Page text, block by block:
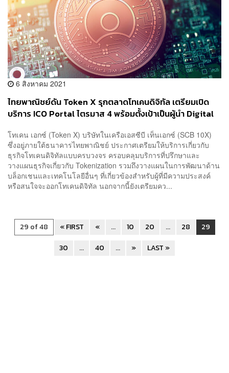
6 สิงหาคม 2021
ไทยพาณิชย์ดัน Token X รุกตลาดโทเคนดิจิทัล เตรียมเปิด
บริการ ICO Portal ไตรมาส 4 พร้อมตั้งเป้าเป็นผู้นำ Digital
โทเคน เอกซ์ (Token X) บริษัทในเครือเอสซีบี เท็นเอกซ์ (SCB 10X)
ซึ่งอยู่ภายใต้ธนาคารไทยพาณิชย์ ประกาศเตรียมให้บริการเกี่ยวกับ
ธุรกิจโทเคนดิจิทัลแบบครบวงจร ครอบคลุมบริการที่ปรึกษาและ
วางแผนธุรกิจเกี่ยวกับ Tokenization รวมถึงวางแผนในการพัฒนาด้าน
บล็อกเชนและเทคโนโลยีอื่นๆ ที่เกี่ยวข้องสำหรับผู้ที่มีความประสงค์
หรือสนใจจะออกโทเคนดิจิทัล นอกจากนี้ยังเตรียมคว...
29 of 48 « FIRST « ... 10 20 ... 28
29
30
... 40 ... » LAST »